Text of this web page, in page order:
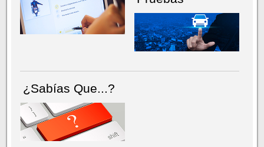
¿Sabías Que...?